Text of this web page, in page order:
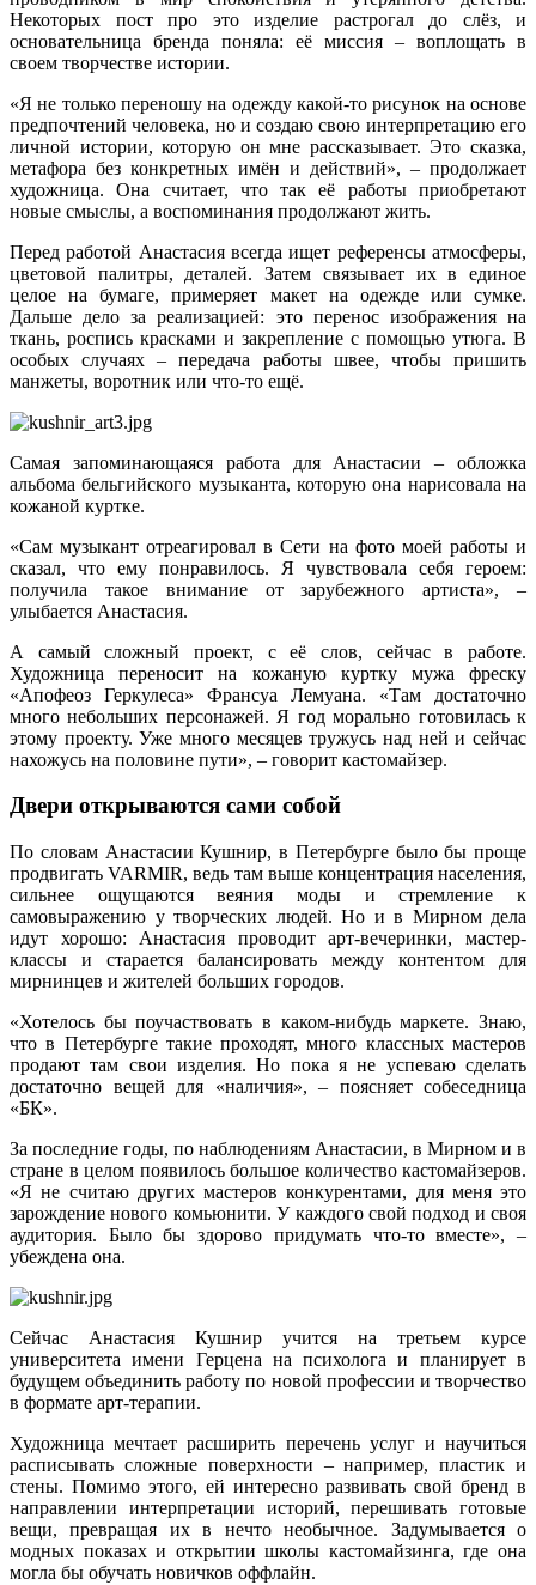
Некоторых пост про это изделие растрогал до слёз, и
основательница бренда поняла: её миссия – воплощать в
своем творчестве истории.
«Я не только переношу на одежду какой‑то рисунок на основе
предпочтений человека, но и создаю свою интерпретацию его
личной истории, которую он мне рассказывает. Это сказка,
метафора без конкретных имён и действий», – продолжает
художница. Она считает, что так её работы приобретают
новые смыслы, а воспоминания продолжают жить.
Перед работой Анастасия всегда ищет референсы атмосферы,
цветовой палитры, деталей. Затем связывает их в единое
целое на бумаге, примеряет макет на одежде или сумке.
Дальше дело за реализацией: это перенос изображения на
ткань, роспись красками и закрепление с помощью утюга. В
особых случаях – передача работы швее, чтобы пришить
манжеты, воротник или что‑то ещё.
Самая запоминающаяся работа для Анастасии – обложка
альбома бельгийского музыканта, которую она нарисовала на
кожаной куртке.
«Сам музыкант отреагировал в Сети на фото моей работы и
сказал, что ему понравилось. Я чувствовала себя героем:
получила такое внимание от зарубежного артиста», –
улыбается Анастасия.
А самый сложный проект, с её слов, сейчас в работе.
Художница переносит на кожаную куртку мужа фреску
«Апофеоз Геркулеса» Франсуа Лемуана. «Там достаточно
много небольших персонажей. Я год морально готовилась к
этому проекту. Уже много месяцев тружусь над ней и сейчас
нахожусь на половине пути», – говорит кастомайзер.
Двери открываются сами собой
По словам Анастасии Кушнир, в Петербурге было бы проще
продвигать VARMIR, ведь там выше концентрация населения,
сильнее ощущаются веяния моды и стремление к
самовыражению у творческих людей. Но и в Мирном дела
идут хорошо: Анастасия проводит арт-вечеринки, мастер-
классы и старается балансировать между контентом для
мирнинцев и жителей больших городов.
«Хотелось бы поучаствовать в каком‑нибудь маркете. Знаю,
что в Петербурге такие проходят, много классных мастеров
продают там свои изделия. Но пока я не успеваю сделать
достаточно вещей для «наличия», – поясняет собеседница
«БК».
За последние годы, по наблюдениям Анастасии, в Мирном и в
стране в целом появилось большое количество кастомайзеров.
«Я не считаю других мастеров конкурентами, для меня это
зарождение нового комьюнити. У каждого свой подход и своя
аудитория. Было бы здорово придумать что‑то вместе», –
убеждена она.
Сейчас Анастасия Кушнир учится на третьем курсе
университета имени Герцена на психолога и планирует в
будущем объединить работу по новой профессии и творчество
в формате арт-терапии.
Художница мечтает расширить перечень услуг и научиться
расписывать сложные поверхности – например, пластик и
стены. Помимо этого, ей интересно развивать свой бренд в
направлении интерпретации историй, перешивать готовые
вещи, превращая их в нечто необычное. Задумывается о
модных показах и открытии школы кастомайзинга, где она
могла бы обучать новичков оффлайн.